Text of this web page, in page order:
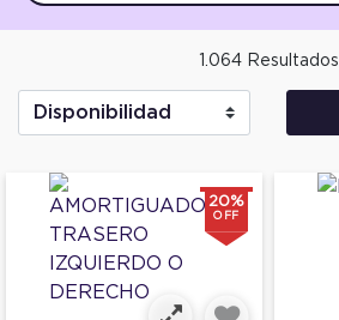
1.064 Resultados
20%
OFF